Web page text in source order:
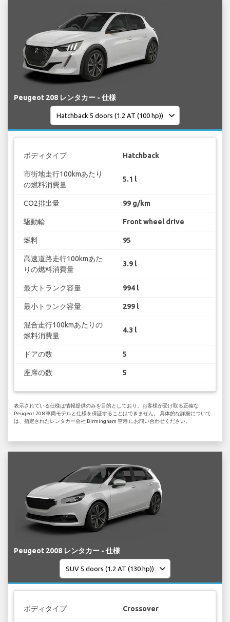
Peugeot 208 レンタカー - 仕様
ボディタイプ Hatchback
市街地走行100kmあたり
の燃料消費量
5.1 l
CO2排出量 99 g/km
駆動輪 Front wheel drive
燃料 95
高速道路走行100kmあた
りの燃料消費量
3.9 l
最大トランク容量 994 l
最小トランク容量 299 l
混合走行100kmあたりの
燃料消費量
4.3 l
ドアの数 5
座席の数 5
表示されている仕様は情報提供のみを目的としており、お客様が受け取る正確な
Peugeot 208 車両モデルと仕様を保証することはできません。 具体的な詳細について
は、指定されたレンタカー会社 Birmingham 空港 にお問い合わせください。
Peugeot 2008 レンタカー - 仕様
ボディタイプ Crossover